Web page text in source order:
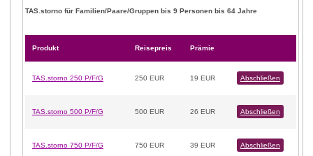
TAS.storno für Familien/Paare/Gruppen bis 9 Personen bis 64 Jahre
Produkt Reisepreis Prämie
TAS.storno 250 P/F/G 250 EUR 19 EUR Abschließen
TAS.storno 500 P/F/G 500 EUR 26 EUR Abschließen
TAS.storno 750 P/F/G 750 EUR 39 EUR Abschließen